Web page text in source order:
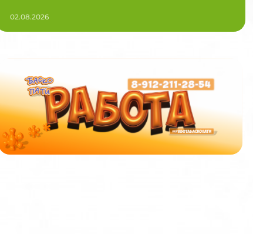
02.08.2026